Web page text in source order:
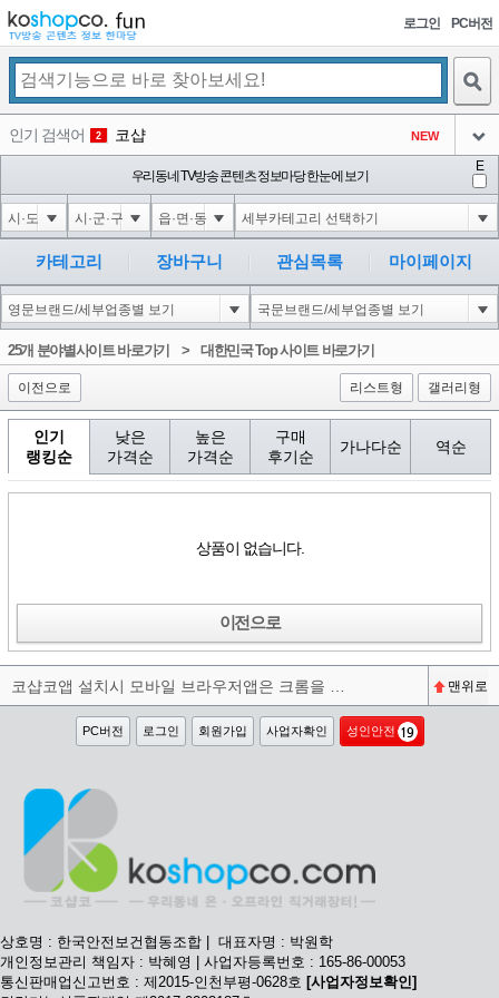
로그인 PC버전
인기 검색어 2 코샵 NEW
익스
아이콘
4 미끄럼방지
아이콘
5 대성설렁탕
아이콘
-16
6 1-1); waitfor delay '0:0:15' --
아이콘
0
1
우리동네 TV방송 콘텐츠 정보마당 한눈에 보기
E
카테고리 장바구니 관심목록 마이페이지
25개 분야별사이트 바로가기 > 대한민국 Top 사이트 바로가기
이전으로 리스트형 갤러리형
인기
랭킹순
낮은
가격순
높은
가격순
구매
후기순
가나다순 역순
상품이 없습니다.
이전으로
코샵코앱 설치시 모바일 브라우저앱은 크롬을 권장합니다^^ 맨위로
PC버전 로그인 회원가입 사업자확인 성인안전
상호명 : 한국안전보건협동조합 | 대표자명 : 박원학
개인정보관리 책임자 : 박혜영 | 사업자등록번호 : 165-86-00053
통신판매업신고번호 : 제2015-인천부평-0628호 [사업자정보확인]